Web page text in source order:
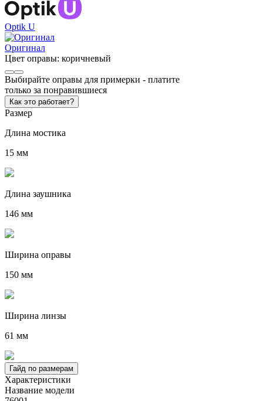
Optik U
Оригинал
Цвет оправы: коричневый
Выбирайте оправы для примерки - платите
только за понравившиеся
Как это работает?
Размер
Длина мостика
15 мм
Длина заушника
146 мм
Ширина оправы
150 мм
Ширина линзы
61 мм
Гайд по размерам
Характеристики
Название модели